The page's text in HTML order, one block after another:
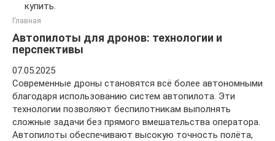
купить.
Главная
Автопилоты для дронов: технологии и
перспективы
07.05.2025
Современные дроны становятся всё более автономными
благодаря использованию систем автопилота. Эти
технологии позволяют беспилотникам выполнять
сложные задачи без прямого вмешательства оператора.
Автопилоты обеспечивают высокую точность полёта,